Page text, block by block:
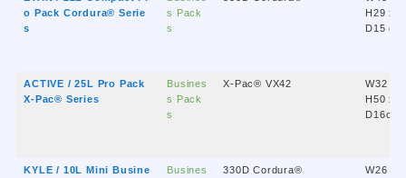
o Pack Cordura® Serie
s
s Pack
s
H29 x
D15 cm
ACTIVE / 25L Pro Pack
X-Pac® Series
Busines
s Pack
s
X-Pac® VX42
W32 x
H50 x
D16cm
KYLE / 10L Mini Busine
Busines
330D Cordura®
W26 x